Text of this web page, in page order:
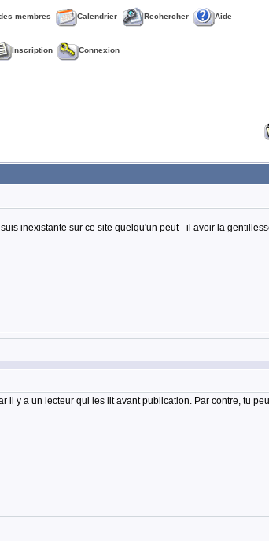
membres Calendrier Rechercher Aide
Inscription Connexion
inexistante sur ce site quelqu'un peut - il avoir la
y a un lecteur qui les lit avant publication. Par contre, tu